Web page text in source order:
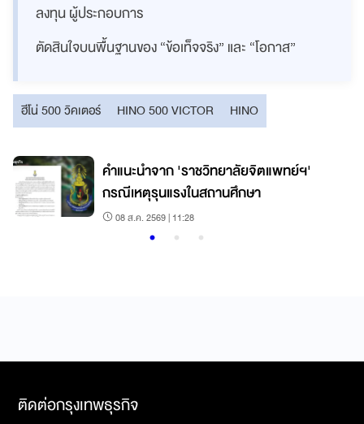
ลงทุน ผู้ประกอบการ
ตัดสินใจบนพื้นฐานของ “ข้อเท็จจริง” และ “โอกาส”
ฮีโน่ 500 วิคเตอร์ HINO 500 VICTOR HINO
คำแนะนำจาก 'ราชวิทยาลัยจิตแพทย์ฯ'
กรณีเหตุรุนแรงในสถานศึกษา
08 ส.ค. 2569 | 11:28
ติดต่อกรุงเทพธุรกิจ